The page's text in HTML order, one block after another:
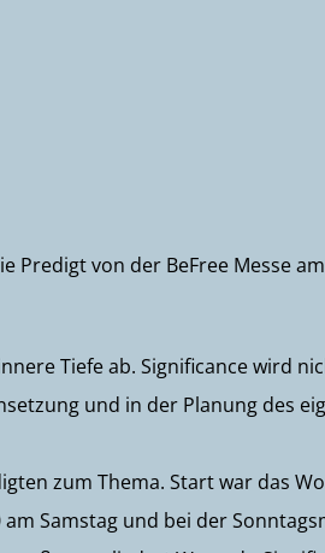
Predigt von der BeFree Messe
Tiefe ab. Significance wird
und in der Planung des
zum Thema. Start war das
Samstag und bei der